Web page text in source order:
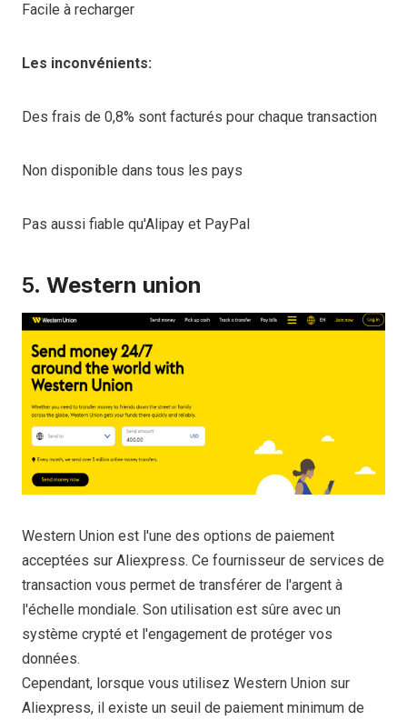
Facile à recharger
Les inconvénients:
Des frais de 0,8% sont facturés pour chaque transaction
Non disponible dans tous les pays
Pas aussi fiable qu'Alipay et PayPal
5. Western union
Western Union est l'une des options de paiement
acceptées sur Aliexpress. Ce fournisseur de services de
transaction vous permet de transférer de l'argent à
l'échelle mondiale. Son utilisation est sûre avec un
système crypté et l'engagement de protéger vos
données.
Cependant, lorsque vous utilisez Western Union sur
Aliexpress, il existe un seuil de paiement minimum de